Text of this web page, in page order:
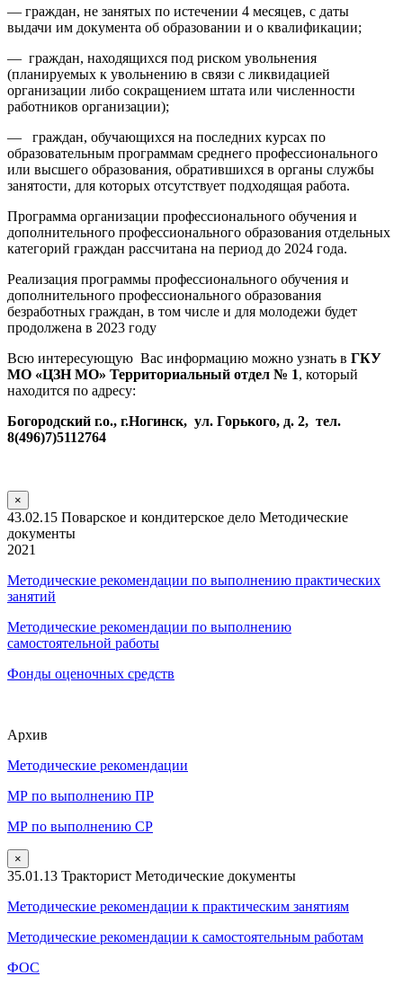
— граждан, не занятых по истечении 4 месяцев, с даты
выдачи им документа об образовании и о квалификации;
— граждан, находящихся под риском увольнения
(планируемых к увольнению в связи с ликвидацией
организации либо сокращением штата или численности
работников организации);
— граждан, обучающихся на последних курсах по
образовательным программам среднего профессионального
или высшего образования, обратившихся в органы службы
занятости, для которых отсутствует подходящая работа.
Программа организации профессионального обучения и
дополнительного профессионального образования отдельных
категорий граждан рассчитана на период до 2024 года.
Реализация программы профессионального обучения и
дополнительного профессионального образования
безработных граждан, в том числе и для молодежи будет
продолжена в 2023 году
Всю интересующую Вас информацию можно узнать в ГКУ
МО «ЦЗН МО» Территориальный отдел № 1, который
находится по адресу:
Богородский г.о., г.Ногинск, ул. Горького, д. 2, тел.
8(496)7)5112764
×
43.02.15 Поварское и кондитерское дело Методические
документы
2021
Методические рекомендации по выполнению практических
занятий
Методические рекомендации по выполнению
самостоятельной работы
Фонды оценочных средств
Архив
Методические рекомендации
МР по выполнению ПР
МР по выполнению СР
×
35.01.13 Тракторист Методические документы
Методические рекомендации к практическим занятиям
Методические рекомендации к самостоятельным работам
ФОС